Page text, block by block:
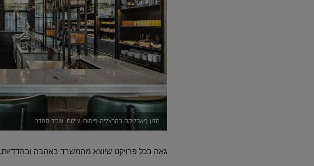
מלון פאבליקה בהרצליה פיתוח. צילום: עודד סמדר
גאה בכל פרויקט שיוצא מהמשרד באהבה ובהדדיות.